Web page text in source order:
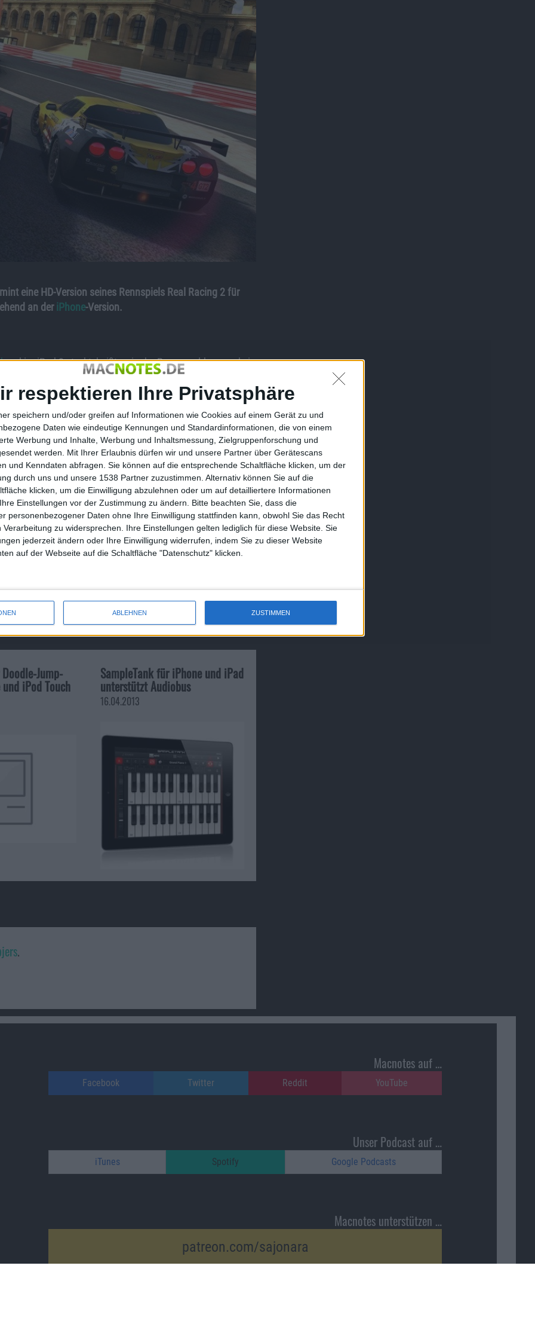
respektieren Ihre Privatsphäre
speichern und/oder greifen auf Informationen wie Cookies auf einem Gerät zu und
Daten wie eindeutige Kennungen und Standardinformationen, die von einem
Werbung und Inhalte, Werbung und Inhaltsmessung, Zielgruppenforschung und
werden.
Mit Ihrer Erlaubnis dürfen wir und unsere Partner über Gerätescans
und Kenndaten abfragen. Sie können auf die entsprechende Schaltfläche klicken, um der
durch uns und unsere 1538 Partner zuzustimmen. Alternativ können Sie auf die
klicken, um die Einwilligung abzulehnen oder um auf detailliertere Informationen
Einstellungen vor der Zustimmung zu ändern.
Bitte beachten Sie, dass die
personenbezogener Daten ohne Ihre Einwilligung stattfinden kann, obwohl Sie das Recht
Verarbeitung zu widersprechen. Ihre Einstellungen gelten lediglich für diese Website. Sie
jederzeit ändern oder Ihre Einwilligung widerrufen, indem Sie zu dieser Website
auf der Webseite auf die Schaltfläche "Datenschutz" klicken.
ABLEHNEN ZUSTIMMEN
eine HD-Version seines Rennspiels Real Racing 2 für
an deriPhone-Version.
und im iPad 2 steckt, heißt es in der Pressemeldung und sie
Optionen vorgibt. Auf dem iPad hat man nun
erleben können, vollständig modellierte Innenräume
und Oberflächen sollen besonders detailliert sein auf
wird auf dem iPad 2 das neue Gyroskop
und iPad (2) übertragen – Online-Savegame sei Dank.
unterschiedlichen Plattformen zu agieren, d. h. iPhone-
Game Center.
Jump-
iPod Touch
SampleTank für iPhone und iPad
unterstützt Audiobus
16.04.2013
.
Macnotes auf …
Facebook Twitter Reddit YouTube
Unser Podcast auf …
iTunes Spotify Google Podcasts
Macnotes unterstützen …
patreon.com/sajonara